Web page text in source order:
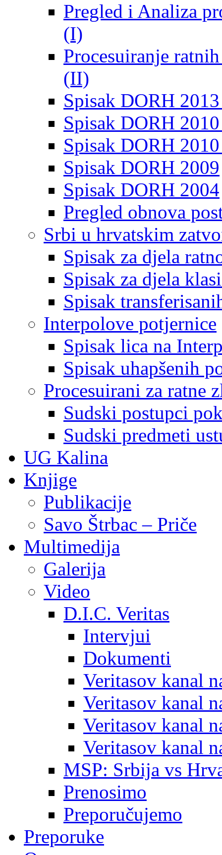
Pregled i Analiza
(I)
Procesuiranje
(II)
Spisak DORH
Spisak DORH
Spisak DORH
Spisak DORH 2009
Spisak DORH 2004
Pregled obnova
Srbi u hrvatskim
Spisak za djela
Spisak za djela
Spisak
Interpolove potjernice
Spisak lica na
Spisak uhapšenih
Procesuirani za ratne
Sudski postupci
Sudski predmeti
UG Kalina
Knjige
Publikacije
Savo Štrbac – Priče
Multimedija
Galerija
Video
D.I.C. Veritas
Intervjui
Dokumenti
Veritasov kanal
Veritasov kanal
Veritasov kanal
Veritasov kanal
MSP: Srbija vs
Prenosimo
Preporučujemo
Preporuke